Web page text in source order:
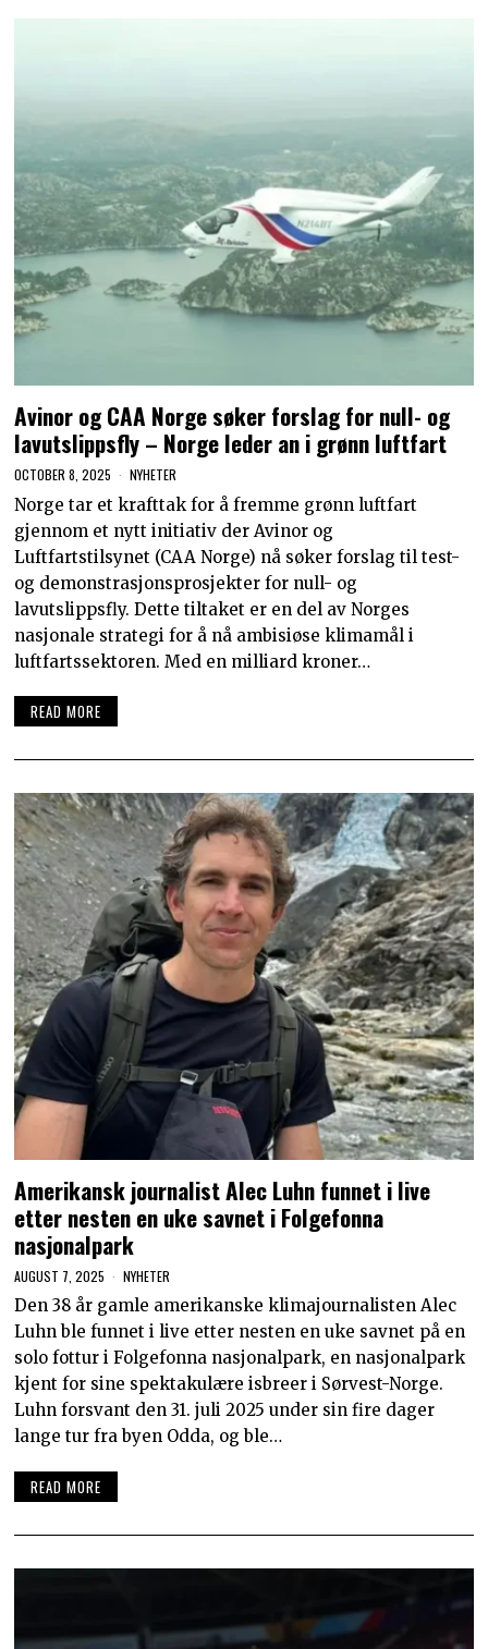
Avinor og CAA Norge søker forslag for null- og
lavutslippsfly – Norge leder an i grønn luftfart
OCTOBER 8, 2025 NYHETER
Norge tar et krafttak for å fremme grønn luftfart
gjennom et nytt initiativ der Avinor og
Luftfartstilsynet (CAA Norge) nå søker forslag til test-
og demonstrasjonsprosjekter for null- og
lavutslippsfly. Dette tiltaket er en del av Norges
nasjonale strategi for å nå ambisiøse klimamål i
luftfartssektoren. Med en milliard kroner…
READ MORE
Amerikansk journalist Alec Luhn funnet i live
etter nesten en uke savnet i Folgefonna
nasjonalpark
AUGUST 7, 2025 NYHETER
Den 38 år gamle amerikanske klimajournalisten Alec
Luhn ble funnet i live etter nesten en uke savnet på en
solo fottur i Folgefonna nasjonalpark, en nasjonalpark
kjent for sine spektakulære isbreer i Sørvest-Norge.
Luhn forsvant den 31. juli 2025 under sin fire dager
lange tur fra byen Odda, og ble…
READ MORE